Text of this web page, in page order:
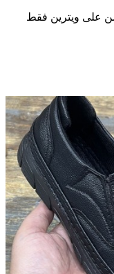
علی ویترین فقط